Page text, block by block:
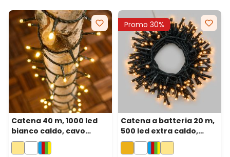
Catena 40 m, 1000 led
bianco caldo, cavo
verde
Promo 30%
Catena a batteria 20 m,
500 led extra caldo,
cavo verde, con
telecomando